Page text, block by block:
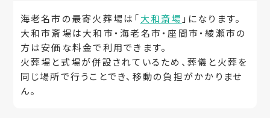
海老名市の最寄火葬場は「大和斎場 」になります。
大和市斎場は大和市・海老名市・座間市・綾瀬市の
方は安価な料金で利用できます。
火葬場と式場が併設されているため、葬儀と火葬を
同じ場所で行うことでき、移動の負担がかかりませ
ん。